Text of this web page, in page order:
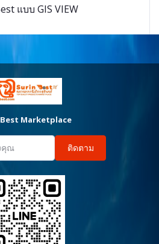
แบบ GIS VIEW
Marketplace
ติดตาม